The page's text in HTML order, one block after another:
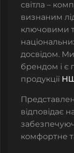
світла –
визнаним
ключовими
досвідом.
брендом і є
продукції
відповідає
комфортне